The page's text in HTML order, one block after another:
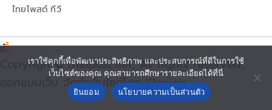
ไทยโพสต์ ทีวี
Copyright© thaipost.net, All rights reserved.,
ออกแบบเว็บ จัดทำเว็บไซต์โดย iDesign
เราใช้คุกกี้เพื่อพัฒนาประสิทธิภาพ และประสบการณ์ที่ดีในการใช้
เว็บไซต์ของคุณ คุณสามารถศึกษารายละเอียดได้ที่นี่
ยินยอม
นโยบายความเป็นส่วนตัว